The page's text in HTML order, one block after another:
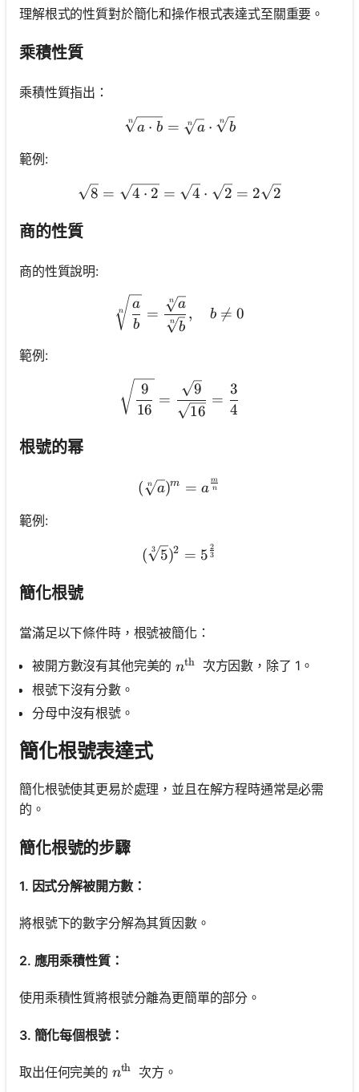
理解根式的性質對於簡化和操作根式表達式至關重要。
乘積性質
乘積性質指出：
\sqrt[n]{a \cdot
n a ⋅ b = n a ⋅ n b
範例:
\sqrt{8}=\sqrt{4 \cdot
8 = 4 ⋅ 2 = 4 ⋅ 2 = 2 2
商的性質
商的性質說明:
n
b
a
= n b
n a
, b 
= 0
範例:
16
9
=
16
9
=
4
3
根號的幂
( n a)m = a n
m
範例:
( 3 5)2 = 5 3
2
簡化根號
當滿足以下條件時，根號被簡化：
被開方數沒有其他完美的n^{\text {th }}
nth
次方因數，除了 1。
根號下沒有分數。
分母中沒有根號。
簡化根號表達式
簡化根號使其更易於處理，並且在解方程時通常是必需
的。
簡化根號的步驟
1. 因式分解被開方數：
將根號下的數字分解為其質因數。
2. 應用乘積性質：
使用乘積性質將根號分離為更簡單的部分。
3. 簡化每個根號：
取出任何完美的 n^{\text {th }}
nth 次方。